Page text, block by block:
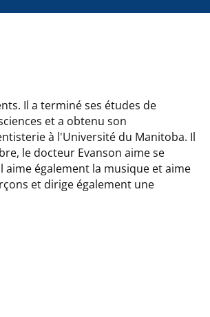
Il a terminé ses études de
et a obtenu son
à l'Université du Manitoba. Il
le docteur Evanson aime se
également la musique et aime
et dirige également une